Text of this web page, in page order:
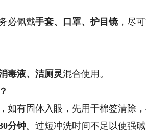
必佩戴手套、口罩、护目镜，尽
毒液、洁厕灵混合使用。
如有固体入眼，先用干棉签清除，
分钟。过短冲洗时间不足以使强